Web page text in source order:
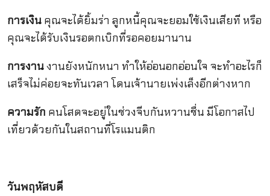
การเงิน คุณจะได้ยิ้มร่า ลูกหนี้คุณจะยอมใช้เงินเสียที หรือ
คุณจะได้รับเงินรอตกเบิกที่รอคอยมานาน
การงานงานยังหนักหนา ทำให้อ่อนอกอ่อนใจ จะทำอะไรก็
เสร็จไม่ค่อยจะทันเวลา โดนเจ้านายเพ่งเล็งอีกต่างหาก
ความรัก คนโสดจะอยู่ในช่วงจีบกันหวานชื่น มีโอกาสไป
เที่ยวด้วยกันในสถานที่โรแมนติก
วันพฤหัสบดี